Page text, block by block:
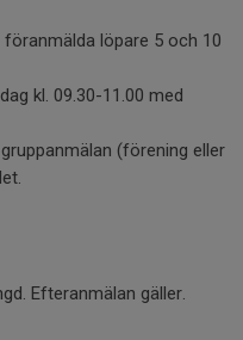
löpare 5 och 10
kl. 09.30-11.00 med
(förening eller
Efteranmälan gäller.